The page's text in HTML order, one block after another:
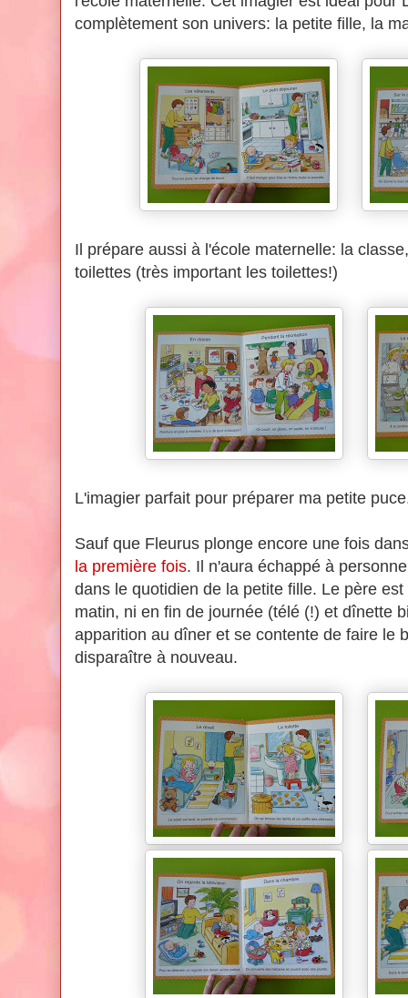
complètement son univers: la petite fille, la
Il prépare aussi à l'école maternelle: la
toilettes (très important les toilettes!)
L'imagier parfait pour préparer ma petite
Sauf que Fleurus plonge encore une fois
la première fois. Il n'aura échappé à
dans le quotidien de la petite fille. Le père
matin, ni en fin de journée (télé (!) et dînette
apparition au dîner et se contente de faire le
disparaître à nouveau.